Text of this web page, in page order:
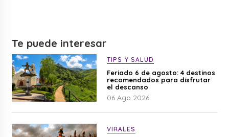
Te puede interesar
TIPS Y SALUD
Feriado 6 de agosto: 4 destinos
recomendados para disfrutar
el descanso
06 Ago 2026
VIRALES